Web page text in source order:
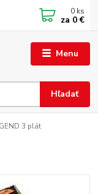
Menu
Hľadať
0 ks
za 0 €
3 plát